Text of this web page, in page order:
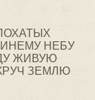
НЕБУ
ЖИВУЮ
ЗЕМЛЮ